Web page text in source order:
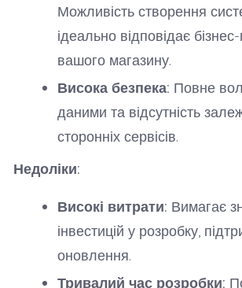
Можливість створення
ідеально відповідає
вашого магазину.
Висока безпека: Повне
даними та відсутність
сторонніх сервісів.
Недоліки:
Високі витрати: Вимагає
інвестицій у розробку,
оновлення.
Тривалий час розробки: